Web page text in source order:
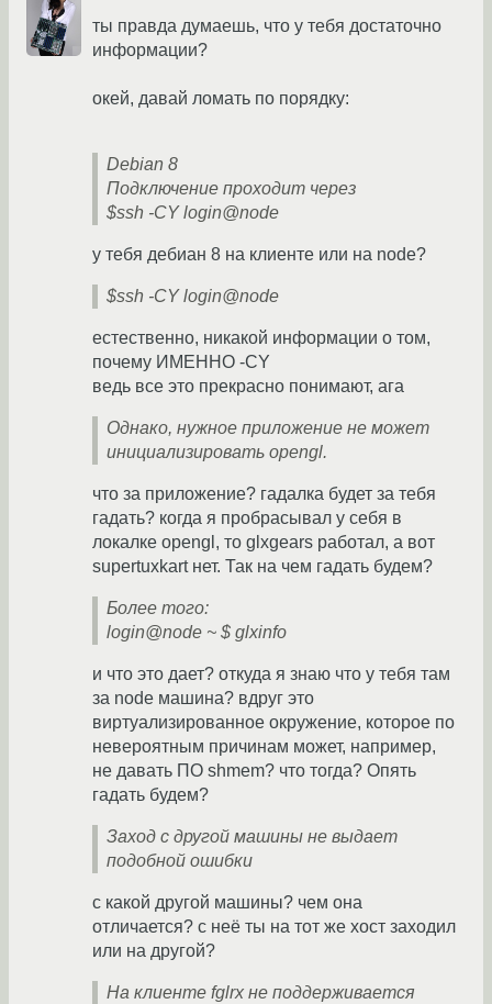
ты правда думаешь, что у тебя достаточно
информации?
окей, давай ломать по порядку:
Debian 8
Подключение проходит через
$ssh -CY login@node
у тебя дебиан 8 на клиенте или на node?
$ssh -CY login@node
естественно, никакой информации о том,
почему ИМЕННО -CY
ведь все это прекрасно понимают, ага
Однако, нужное приложение не может
инициализировать opengl.
что за приложение? гадалка будет за тебя
гадать? когда я пробрасывал у себя в
локалке opengl, то glxgears работал, а вот
supertuxkart нет. Так на чем гадать будем?
Более того:
login@node ~ $ glxinfo
и что это дает? откуда я знаю что у тебя там
за node машина? вдруг это
виртуализированное окружение, которое по
невероятным причинам может, например,
не давать ПО shmem? что тогда? Опять
гадать будем?
Заход с другой машины не выдает
подобной ошибки
с какой другой машины? чем она
отличается? с неё ты на тот же хост заходил
или на другой?
На клиенте fglrx не поддерживается